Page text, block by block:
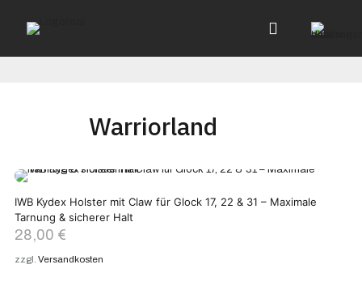
Warriorland
IWB Kydex Holster mit Claw für Glock 17, 22 & 31 – Maximale
Tarnung & sicherer Halt
28,00 €
zzgl. Versandkosten